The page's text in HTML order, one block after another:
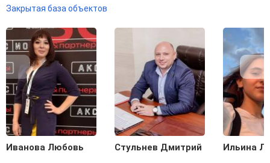
Закрытая база объектов
Иванова Любовь Стульнев Дмитрий Ильина